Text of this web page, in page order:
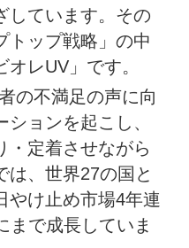
しています。その
トップ戦略」の中
レUV」です。
の不満足の声に向
ョンを起こし、
・定着させながら
は、世界27の国と
やけ止め市場4年連
まで成長していま